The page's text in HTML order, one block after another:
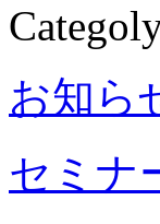
お知ら
セミナ